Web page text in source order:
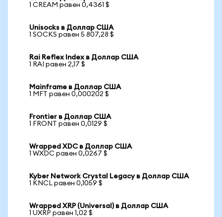
1 CREAM равен 0,4361 $
Unisocks в Доллар США
1 SOCKS равен 5 807,28 $
Rai Reflex Index в Доллар США
1 RAI равен 2,17 $
Mainframe в Доллар США
1 MFT равен 0,000202 $
Frontier в Доллар США
1 FRONT равен 0,0129 $
Wrapped XDC в Доллар США
1 WXDC равен 0,0267 $
Kyber Network Crystal Legacy в Доллар США
1 KNCL равен 0,1059 $
Wrapped XRP (Universal) в Доллар США
1 UXRP равен 1,02 $